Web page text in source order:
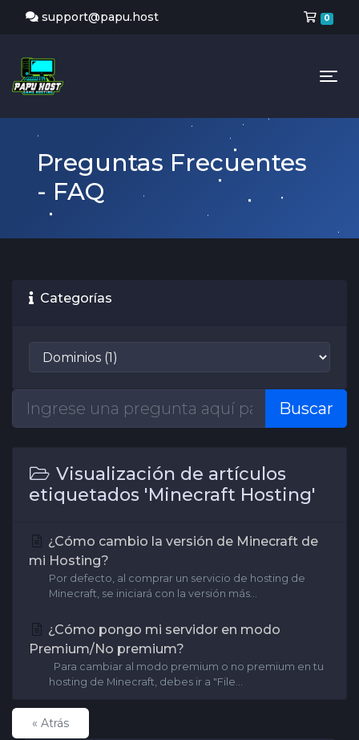
support@papu.host 0
Preguntas Frecuentes
- FAQ
Categorías
Buscar
Visualización de artículos
etiquetados 'Minecraft Hosting'
¿Cómo cambio la versión de Minecraft de
mi Hosting?
Por defecto, al comprar un servicio de hosting de
Minecraft, se iniciará con la versión más...
¿Cómo pongo mi servidor en modo
Premium/No premium?
Para cambiar al modo premium o no premium en tu
hosting de Minecraft, debes ir a "File...
« Atrás